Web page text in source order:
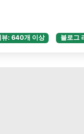
블로그
뷰: 640개 이상